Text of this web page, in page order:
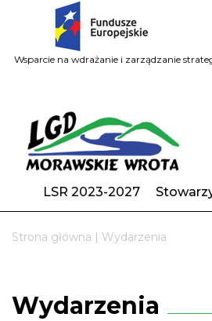
Wsparcie na wdrażanie i zarządzanie
LSR 2023-2027
Strona główna | Wydarzenia
Wydarzenia